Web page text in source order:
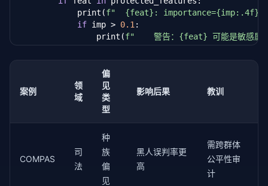
            print(
f"  {feat}: importance={imp:.4f}"
if imp > 0.1 :
                print(
f"    警告：{feat} 可能是敏感属
案例
领
域
偏
见
类
型
影响后果 教训
COMPAS
司
法
种
族
偏
见
黑人误判率更
高
需跨群体
公平性审
计